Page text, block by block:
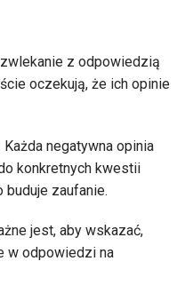
zwlekanie z odpowiedzią
oczekują, że ich opinie
Każda negatywna opinia
konkretnych kwestii
zaufanie.
jest, aby wskazać,
w odpowiedzi na